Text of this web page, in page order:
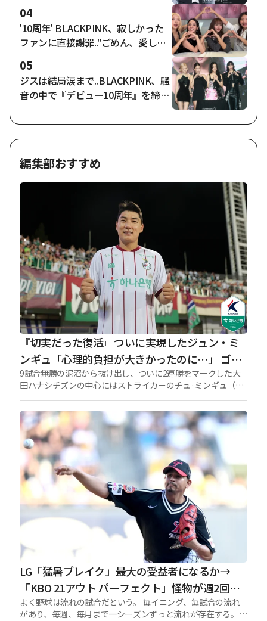
04
'10周年' BLACKPINK、寂しかった
ファンに直接謝罪.."ごめん、愛して
05
ジスは結局涙まで..BLACKPINK、騒
音の中で『デビュー10周年』を締め
編集部おすすめ
『切実だった復活』ついに実現したジュン・ミ
ンギュ「心理的負担が大きかったのに…」 ゴー
ルで報いたかった" [安養現場]
9試合無勝の泥沼から抜け出し、ついに2連勝をマークした大
田ハナシチズンの中心にはストライカーのチュ·ミンギュ（3
·ミンギュが、司令塔に向けた感謝とベテランとしての責任感
を明らかにした。 大田は8日午後8時、安養総合運動場で行わ
れたハナ銀行Kリーグ1202622ラウンドのFC安養との遠征試合
で、チュ·ミンギュとアントンの連続ゴールに支えられ、2-1の
勝利を収めた。 大田は同日の勝利で2連勝をマークし、勝ち点
26（6勝8分け8敗）を記録し、中位圏の追撃に足場を築いた。
同日、先発出場したチュ·ミンギュは、前半17分、ルービック
ソンのゴール前ヘッダーシュートがGKに当たって出ると、殺
到して押し込んで先制ゴールを決めた。 先月4日の富川（プチ
ョン）FC1995戦以来、約1ヵ月ぶりのシーズン3番目のゴール
だ。 昨シーズン35試合15ゴール4アシストを記録するなど、数
年間毎シーズン15-20ゴール以上を決め、Kリーグ代表FWとし
て活躍したチュ·ミンギュは、今シーズン21試合3ゴール1アシ
ストとやや惜しいペースを見せていた。 不振に対する気苦
LG「猛暑ブレイク」最大の受益者になるか→
「KBO 21アウト パーフェクト」怪物が週2回登
板可能になった
よく野球は流れの試合だという。 毎イニング、毎試合の流れ
があり、毎週、毎月まで一シーズンずっと流れが存在する。